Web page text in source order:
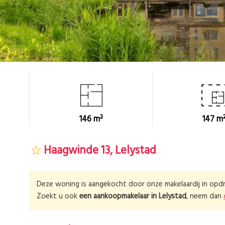
146 m² 147
Haagwinde 13, Lelystad
Deze woning is aangekocht door onze makelaardij in
Zoekt u ookeen aankoopmakelaar inLelystad, neem dan